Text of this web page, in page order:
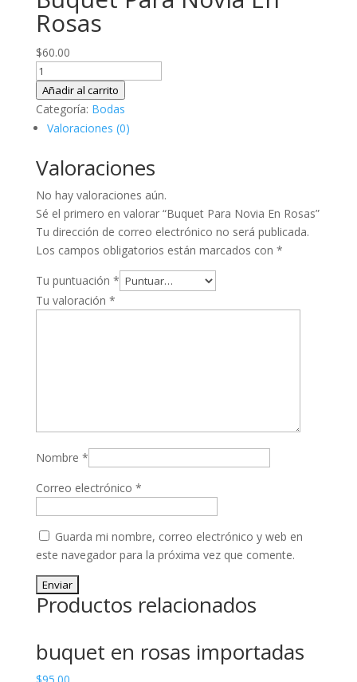
Rosas
$60.00
Buquet
Para
Novia
En
cantidad
Añadir al carrito
Categoría: Bodas
Valoraciones (0)
Valoraciones
No hay valoraciones aún.
Sé el primero en valorar “Buquet Para Novia En Rosas”
Tu dirección de correo electrónico no será publicada.
Los campos obligatorios están marcados con *
Tu puntuación *
Tu valoración *
Nombre *
Correo electrónico *
Guarda mi nombre, correo electrónico y web en
este navegador para la próxima vez que comente.
Productos relacionados
buquet en rosas importadas